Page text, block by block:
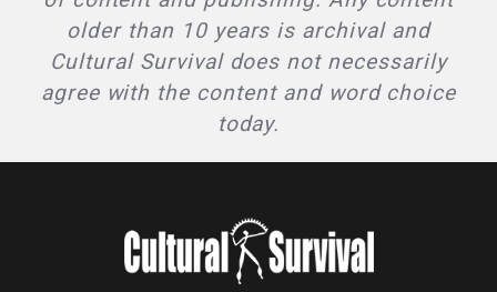
older than 10 years is archival and
Cultural Survival does not necessarily
agree with the content and word choice
today.